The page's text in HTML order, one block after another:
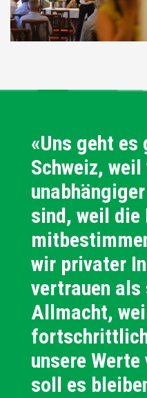
«Uns geht es
Schweiz,
sind, weil die
wir privater
vertrauen
Allmacht,
unsere
soll es